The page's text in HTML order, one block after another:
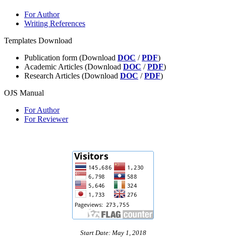
For Author
Writing References
Templates Download
Publication form (Download DOC /PDF)
Academic Articles (Download DOC /PDF)
Research Articles (Download DOC /PDF)
OJS Manual
For Author
For Reviewer
Start Date: May 1, 2018